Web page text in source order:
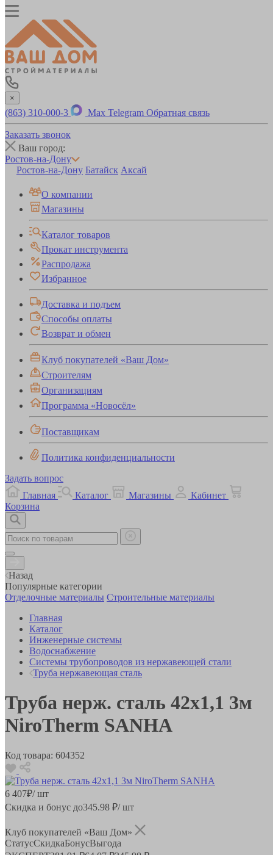
×
(863) 310-000-3 Max Telegram Обратная связь
Заказать звонок
Ваш город:
Ростов-на-Дону
Ростов-на-Дону Батайск Аксай
О компании
Магазины
Каталог товаров
Прокат инструмента
Распродажа
Избранное
Доставка и подъем
Способы оплаты
Возврат и обмен
Клуб покупателей «Ваш Дом»
Строителям
Организациям
Программа «Новосёл»
Поставщикам
Политика конфиденциальности
Задать вопрос
Главная
Каталог Магазины
Кабинет
Корзина
Назад
Популярные категории
Отделочные материалы Строительные материалы
Главная
Каталог
Инженерные системы
Водоснабжение
Системы трубопроводов из нержавеющей стали
Труба нержавеющая сталь
Труба нерж. сталь 42x1,1 3м
NiroTherm SANHA
Код товара: 604352
6 407₽/ шт
Скидка и бонус до345.98 ₽/ шт
Клуб покупателей «Ваш Дом»
СтатусСкидкаБонусВыгода